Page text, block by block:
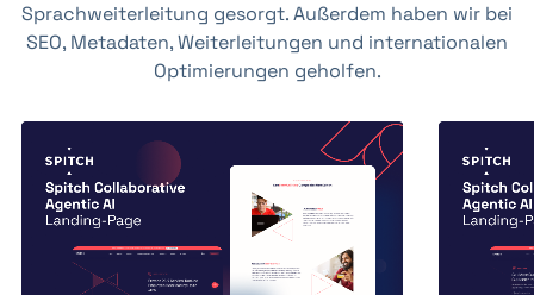
Sprachweiterleitung gesorgt. Außerdem haben wir bei
SEO, Metadaten, Weiterleitungen und internationalen
Optimierungen geholfen.